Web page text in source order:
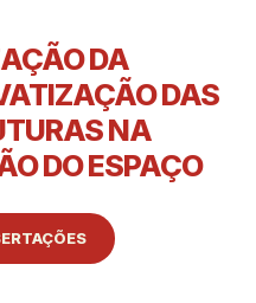
DA
DAS
NA
DO ESPAÇO